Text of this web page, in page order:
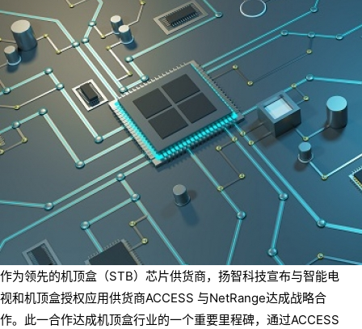
作为领先的机顶盒（STB）芯片供货商，扬智科技宣布与智能电
视和机顶盒授权应用供货商ACCESS 与NetRange达成战略合
作。此一合作达成机顶盒行业的一个重要里程碑，通过ACCESS